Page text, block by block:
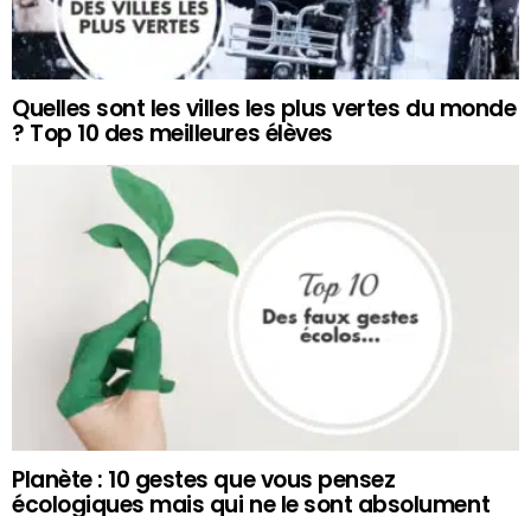
Quelles sont les villes les plus vertes du monde
? Top 10 des meilleures élèves
Planète : 10 gestes que vous pensez
écologiques mais qui ne le sont absolument